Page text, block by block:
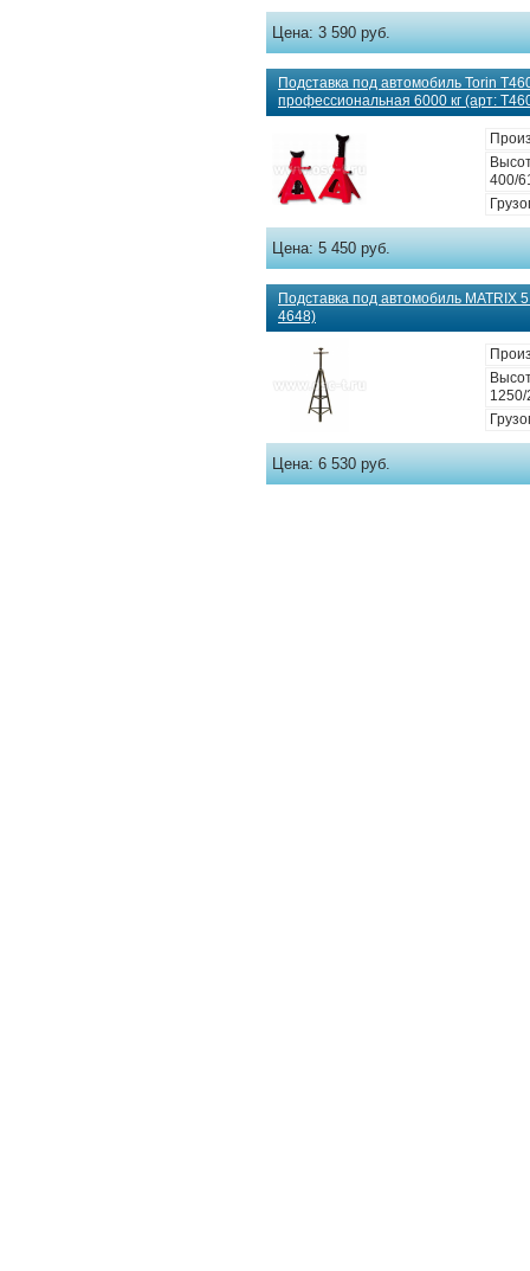
Цена:3 590 руб.
Подставка под автомобиль Torin
профессиональная 6000 кг (арт:
400/
Цена:5 450 руб.
Подставка под автомобиль MATRIX
4648)
Цена:6 530 руб.